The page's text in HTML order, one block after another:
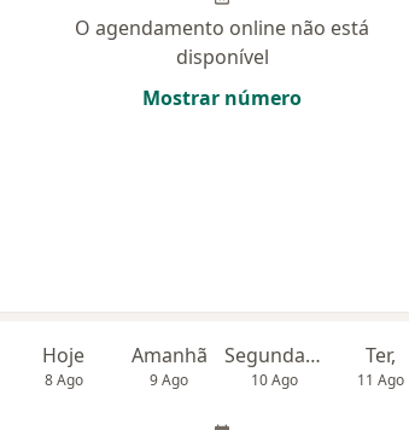
O agendamento online não está
disponível
Mostrar número
Hoje
8 Ago
Amanhã
9 Ago
Segunda-feira
10 Ago
Ter,
11 Ago